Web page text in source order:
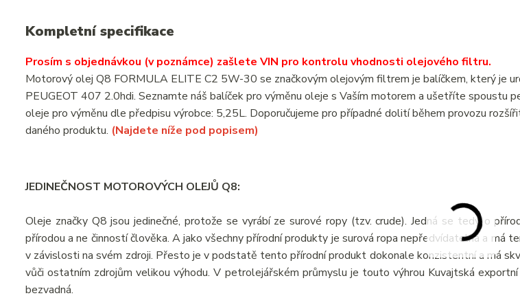
Kompletní specifikace
Prosím s objednávkou (v poznámce) zašlete VIN pro kontrolu vhodnosti olejového filtru.
Motorový olej Q8 FORMULA ELITE C2 5W-30 se značkovým olejovým filtrem je balíčkem, který je
PEUGEOT 407 2.0hdi. Seznamte náš balíček pro výměnu oleje s Vaším motorem a ušetříte spoustu
oleje pro výměnu dle předpisu výrobce: 5,25L. Doporučujeme pro případné dolití během provozu
daného produktu. (Najdete níže pod popisem)
JEDINEČNOST MOTOROVÝCH OLEJŮ Q8:
Oleje značky Q8 jsou jedinečné, protože se vyrábí ze surové ropy (tzv. crude). Jedná se tedy o
přírodou a ne činností člověka. A jako všechny přírodní produkty je surová ropa nepředvídatelná a má
v závislosti na svém zdroji. Přesto je v podstatě tento přírodní produkt dokonale konzistentní a má
vůči ostatním zdrojům velikou výhodu. V petrolejářském průmyslu je touto výhrou Kuvajtská exportní
bezvadná.